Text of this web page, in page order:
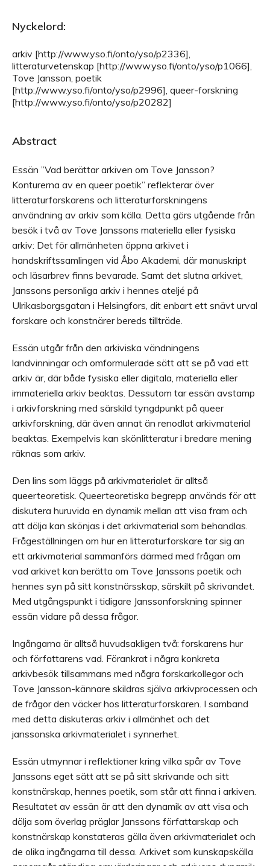
Nyckelord:
arkiv [http://www.yso.fi/onto/yso/p2336],
litteraturvetenskap [http://www.yso.fi/onto/yso/p1066],
Tove Jansson, poetik
[http://www.yso.fi/onto/yso/p2996], queer-forskning
[http://www.yso.fi/onto/yso/p20282]
Abstract
Essän ”Vad berättar arkiven om Tove Jansson?
Konturerna av en queer poetik” reflekterar över
litteraturforskarens och litteraturforskningens
användning av arkiv som källa. Detta görs utgående från
besök i två av Tove Janssons materiella eller fysiska
arkiv: Det för allmänheten öppna arkivet i
handskriftssamlingen vid Åbo Akademi, där manuskript
och läsarbrev finns bevarade. Samt det slutna arkivet,
Janssons personliga arkiv i hennes ateljé på
Ulrikasborgsgatan i Helsingfors, dit enbart ett snävt urval
forskare och konstnärer bereds tillträde.
Essän utgår från den arkiviska vändningens
landvinningar och omformulerade sätt att se på vad ett
arkiv är, där både fysiska eller digitala, materiella eller
immateriella arkiv beaktas. Dessutom tar essän avstamp
i arkivforskning med särskild tyngdpunkt på queer
arkivforskning, där även annat än renodlat arkivmaterial
beaktas. Exempelvis kan skönlitteratur i bredare mening
räknas som arkiv.
Den lins som läggs på arkivmaterialet är alltså
queerteoretisk. Queerteoretiska begrepp används för att
diskutera huruvida en dynamik mellan att visa fram och
att dölja kan skönjas i det arkivmaterial som behandlas.
Frågeställningen om hur en litteraturforskare tar sig an
ett arkivmaterial sammanförs därmed med frågan om
vad arkivet kan berätta om Tove Janssons poetik och
hennes syn på sitt konstnärsskap, särskilt på skrivandet.
Med utgångspunkt i tidigare Janssonforskning spinner
essän vidare på dessa frågor.
Ingångarna är alltså huvudsakligen två: forskarens hur
och författarens vad. Förankrat i några konkreta
arkivbesök tillsammans med några forskarkollegor och
Tove Jansson-kännare skildras själva arkivprocessen och
de frågor den väcker hos litteraturforskaren. I samband
med detta diskuteras arkiv i allmänhet och det
janssonska arkivmaterialet i synnerhet.
Essän utmynnar i reflektioner kring vilka spår av Tove
Janssons eget sätt att se på sitt skrivande och sitt
konstnärskap, hennes poetik, som står att finna i arkiven.
Resultatet av essän är att den dynamik av att visa och
dölja som överlag präglar Janssons författarskap och
konstnärskap konstateras gälla även arkivmaterialet och
de olika ingångarna till dessa. Arkivet som kunskapskälla